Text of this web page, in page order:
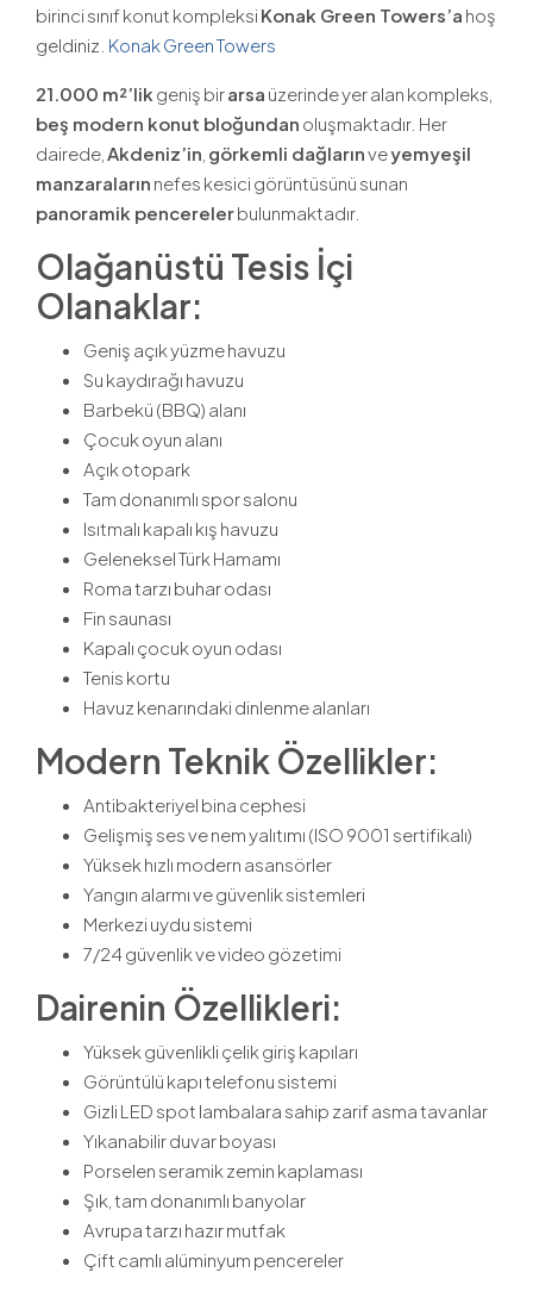
birinci sınıf konut kompleksi Konak Green Towers’a hoş
geldiniz. Konak Green Towers
21.000 m²’lik geniş birarsa üzerinde yer alan kompleks,
beş modern konut bloğundan oluşmaktadır. Her
dairede, Akdeniz’in görkemli dağlarınveyemyeşil
manzaraların nefes kesici görüntüsünü sunan
panoramik pencerelerbulunmaktadır.
Olağanüstü Tesis İçi
Olanaklar:
Geniş açık yüzme havuzu
Su kaydırağı havuzu
Barbekü (BBQ) alanı
Çocuk oyun alanı
Açık otopark
Tam donanımlı spor salonu
Isıtmalı kapalı kış havuzu
Geleneksel Türk Hamamı
Roma tarzı buhar odası
Fin saunası
Kapalı çocuk oyun odası
Tenis kortu
Havuz kenarındaki dinlenme alanları
Modern Teknik Özellikler:
Antibakteriyel bina cephesi
Gelişmiş ses ve nem yalıtımı (ISO 9001 sertifikalı)
Yüksek hızlı modern asansörler
Yangın alarmı ve güvenlik sistemleri
Merkezi uydu sistemi
7/24 güvenlik ve video gözetimi
Dairenin Özellikleri:
Yüksek güvenlikli çelik giriş kapıları
Görüntülü kapı telefonu sistemi
Gizli LED spot lambalara sahip zarif asma tavanlar
Yıkanabilir duvar boyası
Porselen seramik zemin kaplaması
Şık, tam donanımlı banyolar
Avrupa tarzı hazır mutfak
Çift camlı alüminyum pencereler